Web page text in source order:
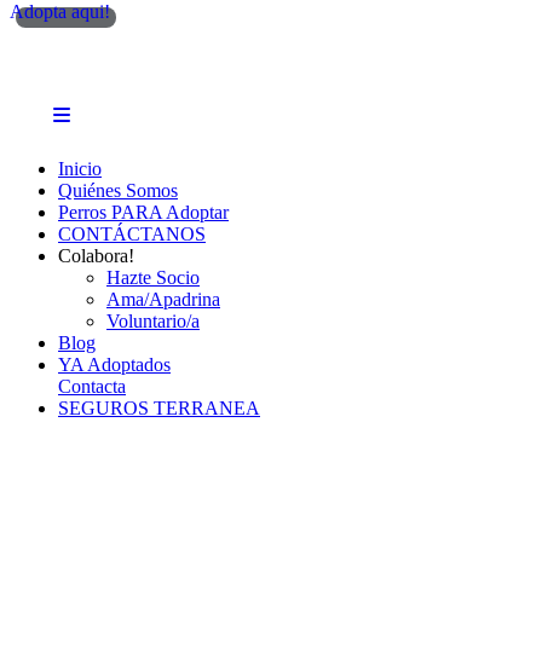
Adopta aqui!
Inicio
Quiénes Somos
Perros PARA Adoptar
CONTÁCTANOS
Colabora!
Hazte Socio
Ama/Apadrina
Voluntario/a
Blog
YA Adoptados
Contacta
SEGUROS TERRANEA